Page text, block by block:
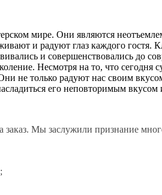
мире. Они являются
и радуют глаз каждого гостя.
и совершенствовались до
Несмотря на то, что
не только радуют нас своим
его неповторимым вкусом
Мы заслужили признание